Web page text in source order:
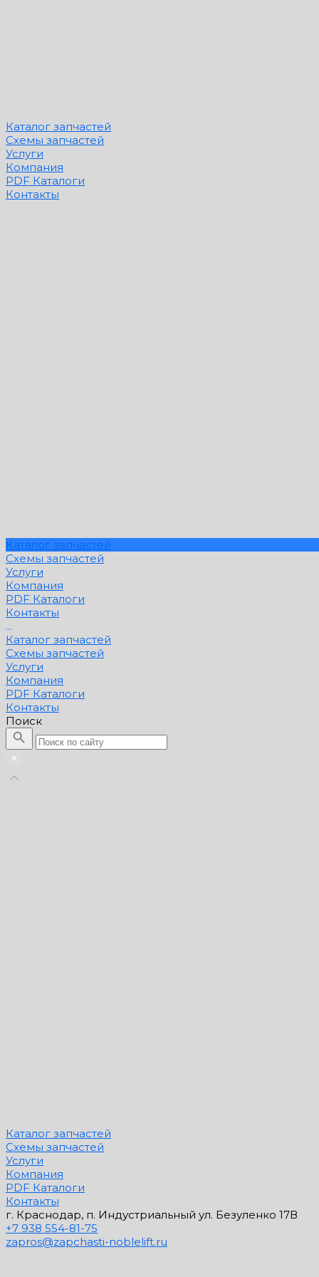
Каталог запчастей
Схемы запчастей
Услуги
Компания
PDF Каталоги
Контакты
Каталог запчастей
Схемы запчастей
Услуги
Компания
PDF Каталоги
Контакты
...
Каталог запчастей
Схемы запчастей
Услуги
Компания
PDF Каталоги
Контакты
Поиск
Каталог запчастей
Схемы запчастей
Услуги
Компания
PDF Каталоги
Контакты
г. Краснодар, п. Индустриальный ул. Безуленко 17В
+7 938 554-81-75
zapros@zapchasti-noblelift.ru